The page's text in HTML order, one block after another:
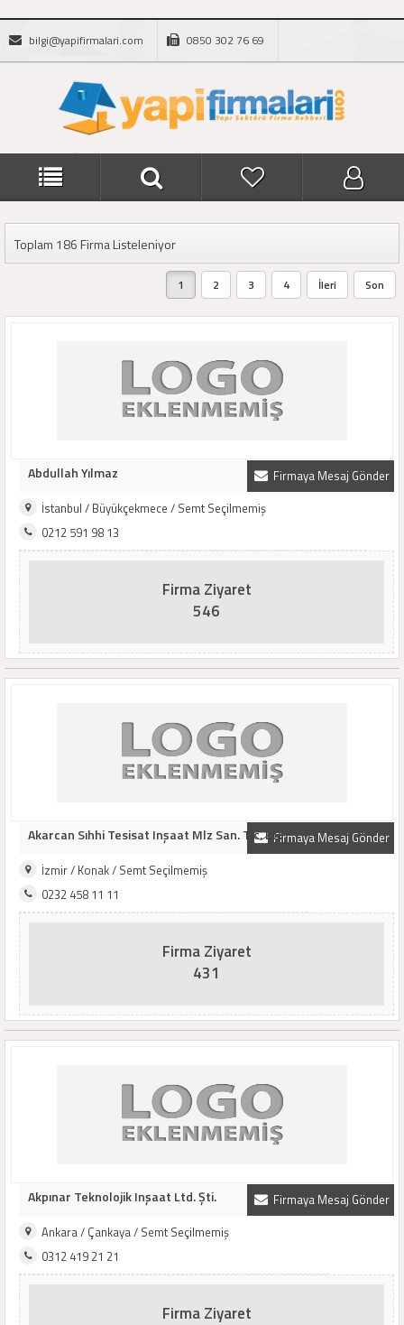
bilgi@yapifirmalari.com 0850 302 76 69
Toplam 186 Firma Listeleniyor
1 2 3 4 İleri Son
Firmaya Mesaj Gönder
Abdullah Yılmaz
İstanbul / Büyükçekmece / Semt Seçilmemiş
0212 591 98 13
Firma Ziyaret
546
Firmaya Mesaj Gönder
Akarcan Sıhhi Tesisat Inşaat Mlz San. Tic. Lt..
İzmir / Konak / Semt Seçilmemiş
0232 458 11 11
Firma Ziyaret
431
Firmaya Mesaj Gönder
Akpınar Teknolojik Inşaat Ltd. Şti.
Ankara / Çankaya / Semt Seçilmemiş
0312 419 21 21
Firma Ziyaret